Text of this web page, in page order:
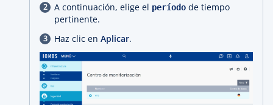
A continuación, elige el período de tiempo
pertinente.
Haz clic en Aplicar.